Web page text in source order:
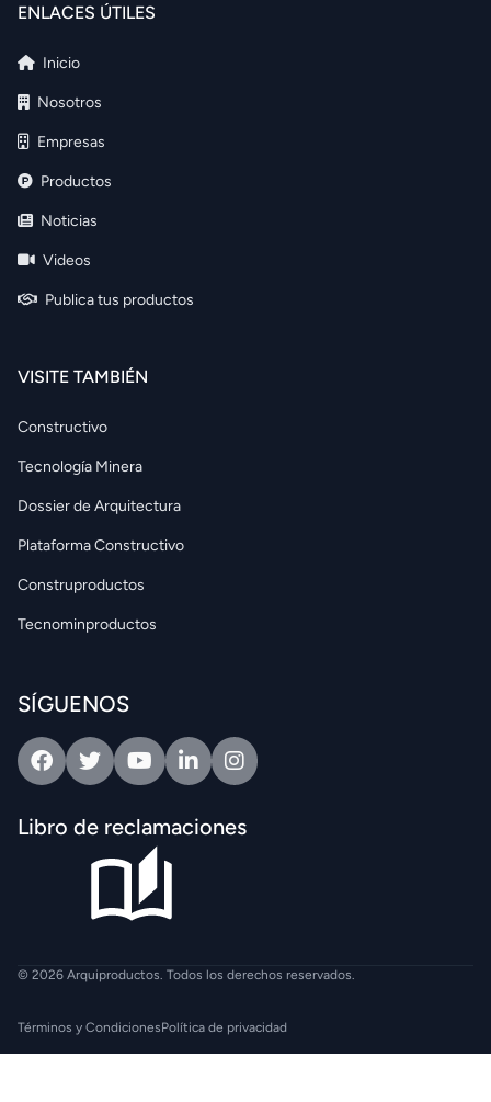
ENLACES ÚTILES
Inicio
Nosotros
Empresas
Productos
Noticias
Videos
Publica tus productos
VISITE TAMBIÉN
Constructivo
Tecnología Minera
Dossier de Arquitectura
Plataforma Constructivo
Construproductos
Tecnominproductos
SÍGUENOS
FacebookTwitterYoutubeLinkedinIntagram
Libro de reclamaciones
© 2026 Arquiproductos. Todos los derechos reservados.
Términos y CondicionesPolítica de privacidad